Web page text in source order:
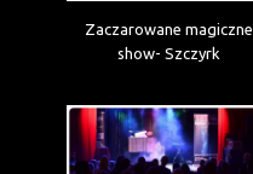
Zaczarowane magiczne
show- Szczyrk